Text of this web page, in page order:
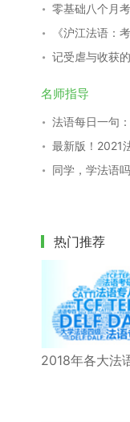
记受虐与收获
名师指导
同学，学法语
热门推荐
2018年各大法